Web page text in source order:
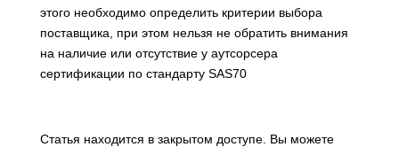
этого необходимо определить критерии выбора
поставщика, при этом нельзя не обратить внимания
на наличие или отсутствие у аутсорсера
сертификации по стандарту SAS70
Статья находится в закрытом доступе. Вы можете